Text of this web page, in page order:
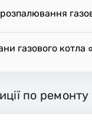
газового котла
по